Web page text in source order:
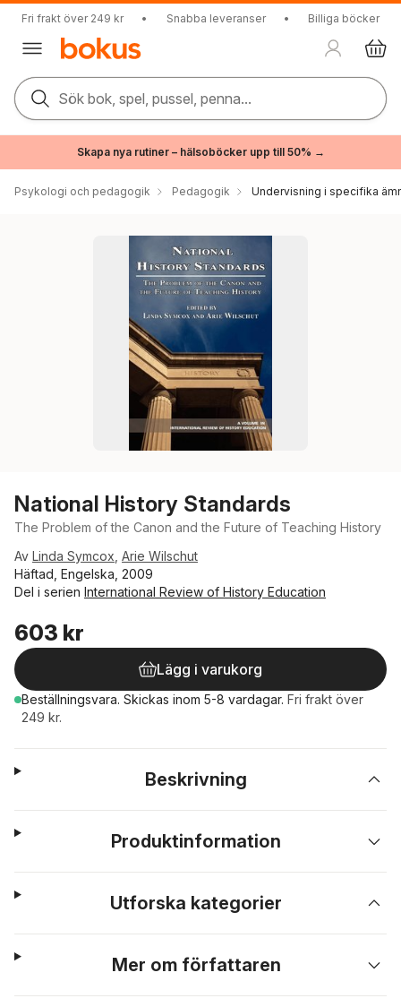
Fri frakt över 249 kr • Snabba leveranser • Billiga böcker
Sök bok, spel, pussel, penna...
Skapa nya rutiner – hälsoböcker upp till 50% →
Psykologi och pedagogik Pedagogik Undervisning i specifika
National History Standards
The Problem of the Canon and the Future of Teaching History
Av Linda Symcox Arie Wilschut
Häftad, Engelska, 2009
Del i serien International Review of History Education
603 kr
Lägg i varukorg
Beställningsvara. Skickas inom 5-8 vardagar. Fri frakt över
249 kr.
Beskrivning
Produktinformation
Utforska kategorier
Mer om författaren